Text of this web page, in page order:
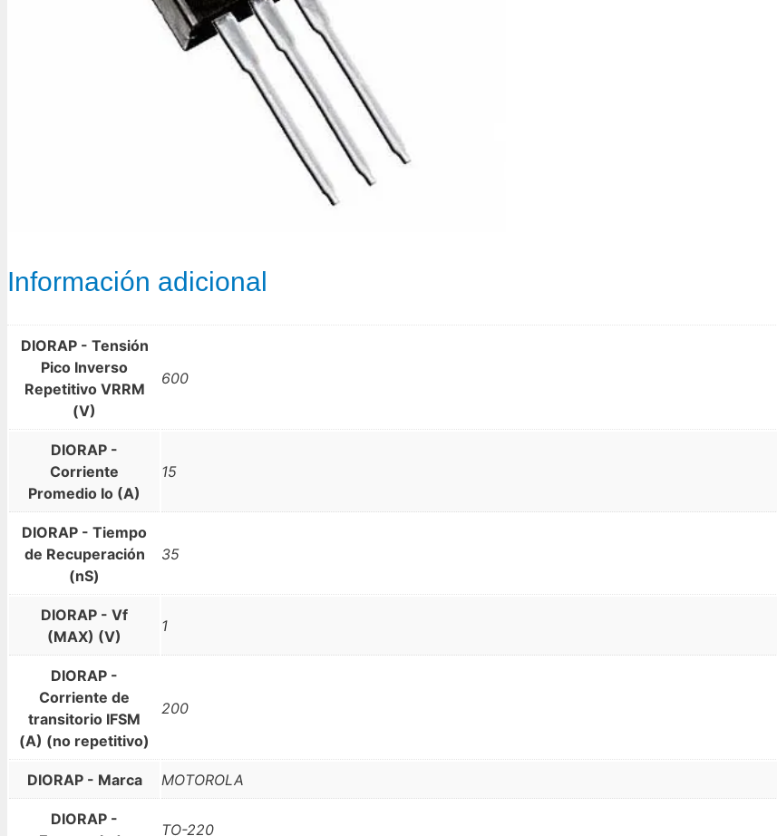
Información adicional
DIORAP - Tensión
Pico Inverso
Repetitivo VRRM
(V)
600
DIORAP -
Corriente
Promedio Io (A)
15
DIORAP - Tiempo
de Recuperación
(nS)
35
DIORAP - Vf
(MAX) (V)
1
DIORAP -
Corriente de
transitorio IFSM
(A) (no repetitivo)
200
DIORAP - Marca MOTOROLA
DIORAP -
TO-220